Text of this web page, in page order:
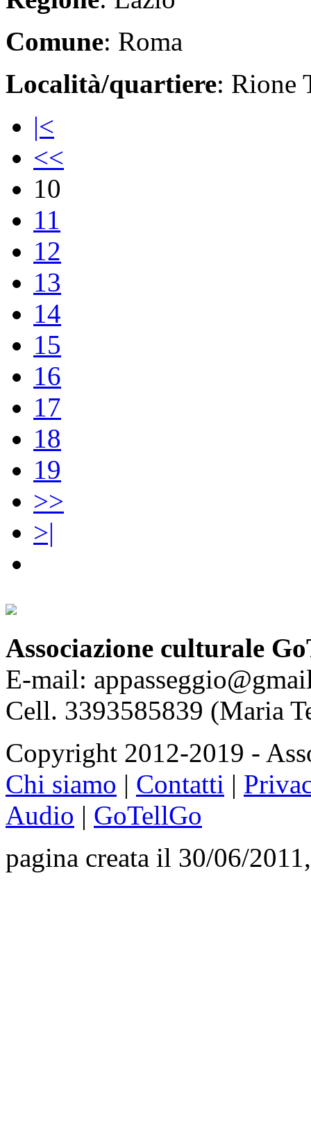
Comune: Roma
Località/quartiere: Rione
|<
<<
10
11
12
13
14
15
16
17
18
19
>>
>|
Associazione culturale
E-mail:
Cell. 3393585839 (Maria
Copyright 2012-2019 -
Chi siamo | Contatti |
Audio | GoTellGo
pagina creata il 30/06/